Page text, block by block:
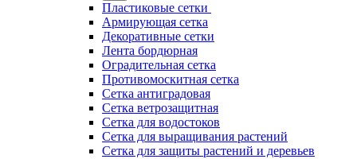
Пластиковые сетки
Армирующая сетка
Декоративные сетки
Лента бордюрная
Оградительная сетка
Противомоскитная сетка
Сетка антиградовая
Сетка ветрозащитная
Сетка для водостоков
Сетка для выращивания растений
Сетка для защиты растений и деревьев